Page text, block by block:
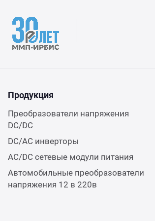
Продукция
Преобразователи напряжения
DC/DC
DC/AC инверторы
AC/DC сетевые модули питания
Автомобильные преобразователи
напряжения 12 в 220в